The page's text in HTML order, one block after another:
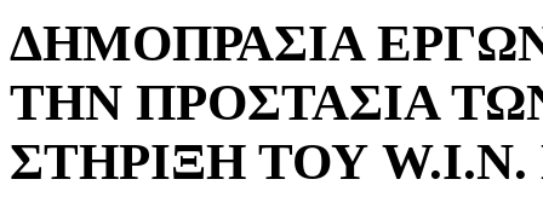
ΔΗΜΟΠΡΑΣΙΑ
ΤΗΝ ΠΡΟΣΤΑΣΙΑ
ΣΤΗΡΙΞΗ ΤΟΥ W.I.N.